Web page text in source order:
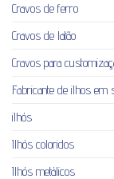
Cravos de ferro
Cravos de latão
Cravos para
Fabricante de ilhos em
ilhós
Ilhós coloridos
Ilhós metálicos